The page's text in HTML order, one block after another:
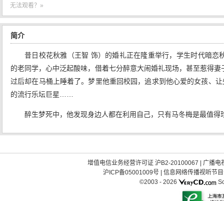
无法观看？»
简介
昔日校花秋雅（王智 饰）的婚礼正在隆重举行，学生时代暗恋
的老同学，心中泛起酸味，借着七分醉意大闹婚礼现场，甚至惹得
过后却在马桶上睡着了。梦里他重回校园，追求到他心爱的女孩、
的流行乐坛巨星……
醉生梦死中，他发现身边人都在利用自己，只有马冬梅是最值
增值电信业务经营许可证 沪B2-20100067
广播电
沪ICP备05001009号| 信息网络传播视听节
©2003 - 2026